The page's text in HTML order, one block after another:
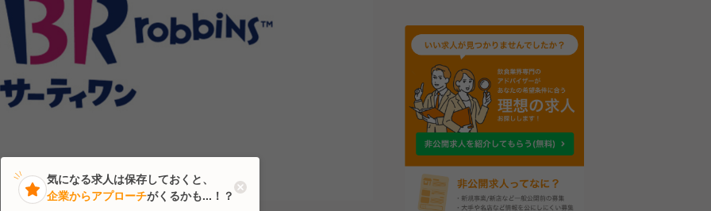
気になる求人は保存しておくと、
企業からアプローチがくるかも...！？